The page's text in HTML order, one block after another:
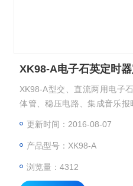
XK98-A电子石英定时
XK98-A型交、直流两用电子
体管、稳压电路、集成音乐报
切需要定时的场合。
更新时间：2016-08-07
产品型号：XK98-A
浏览量：4312